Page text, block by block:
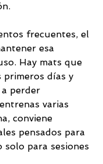
frecuentes, el
esa
Hay mats que
primeros días y
perder
varias
conviene
pensados para
solo para sesiones